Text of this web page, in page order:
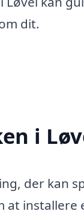
dit.
i
der kan
at installere